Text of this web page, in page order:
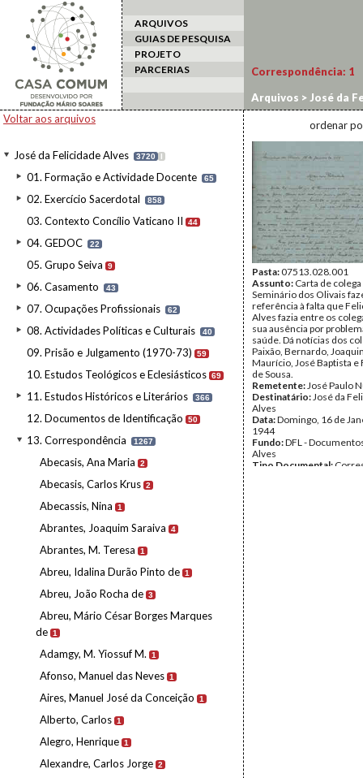
ARQUIVOS
GUIAS DE PESQUISA
PROJETO
PARCERIAS
Voltar aos arquivos
José da Felicidade Alves 3720 I
01. Formação e Actividade Docente 65
02. Exercício Sacerdotal 858
03. Contexto Concílio Vaticano II 44
04. GEDOC 22
05. Grupo Seiva 9
06. Casamento 43
07. Ocupações Profissionais 62
08. Actividades Políticas e Culturais 40
09. Prisão e Julgamento (1970-73) 59
10. Estudos Teológicos e Eclesiásticos 69
11. Estudos Históricos e Literários 366
12. Documentos de Identificação 50
13. Correspondência 1267
Abecasis, Ana Maria 2
Abecasis, Carlos Krus 2
Abecassis, Nina 1
Abrantes, Joaquim Saraiva 4
Abrantes, M. Teresa 1
Abreu, Idalina Durão Pinto de 1
Abreu, João Rocha de 3
Abreu, Mário César Borges Marques
de 1
Adamgy, M. Yiossuf M. 1
Afonso, Manuel das Neves 1
Aires, Manuel José da Conceição 1
Alberto, Carlos 1
Alegro, Henrique 1
Alexandre, Carlos Jorge 2
Correspondência: 1
Arquivos > José da
ordenar
Pasta:07513.028.001
Assunto: Carta de
Seminário dos Olivais
referência à falta que
Alves fazia entre os
sua ausência por
saúde. Dá notícias dos
Paixão, Bernardo,
Maurício, José Baptista e
de Sousa.
Remetente:José Paulo
Destinatário:José da
Alves
Data:Domingo, 16 de
1944
Fundo:DFL -
Alves
Tipo Documental: